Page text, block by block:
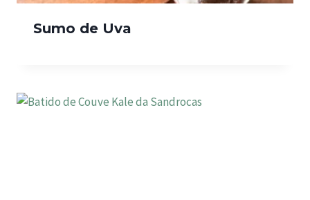
Sumo de Uva